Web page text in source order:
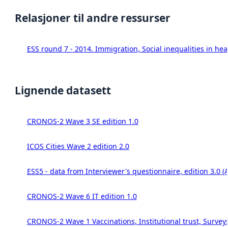
Relasjoner til andre ressurser
ESS round 7 - 2014. Immigration, Social inequalities in
Lignende datasett
CRONOS-2 Wave 3 SE edition 1.0
ICOS Cities Wave 2 edition 2.0
ESS5 - data from Interviewer's questionnaire, edition 3.0
CRONOS-2 Wave 6 IT edition 1.0
CRONOS-2 Wave 1 Vaccinations, Institutional trust,